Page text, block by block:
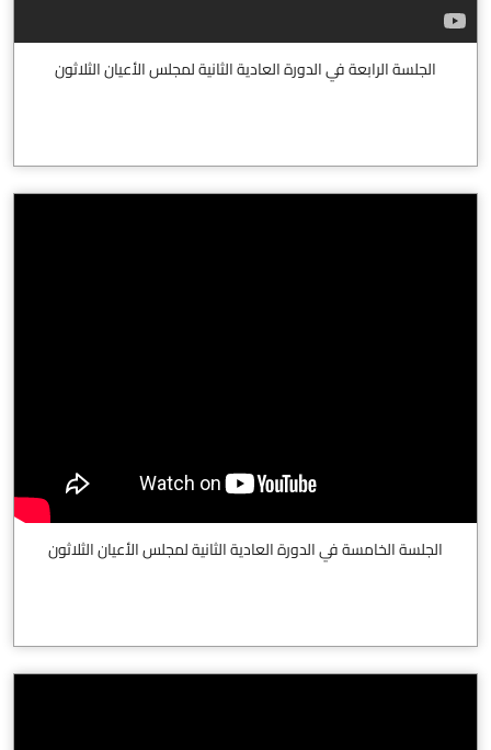
الجلسة الرابعة في الدورة العادية الثانية لمجلس الأعيان الثلاثون
الجلسة الخامسة في الدورة العادية الثانية لمجلس الأعيان الثلاثون